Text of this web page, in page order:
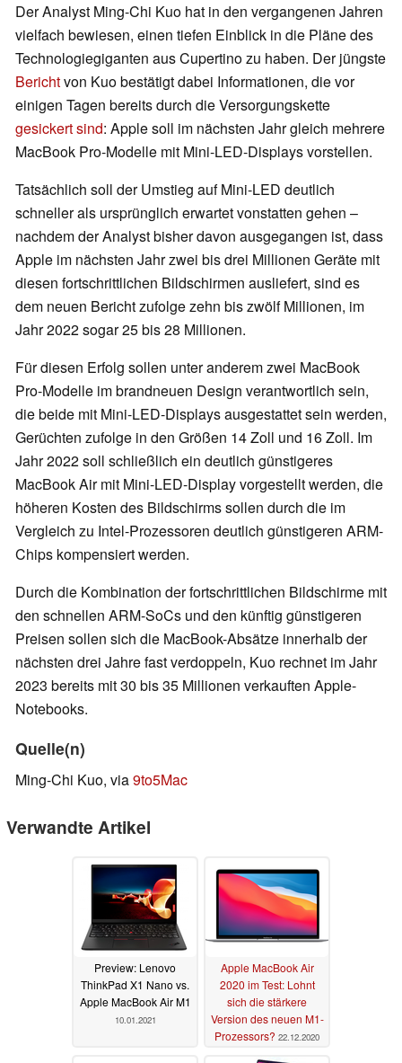
Der Analyst Ming-Chi Kuo hat in den vergangenen Jahren
vielfach bewiesen, einen tiefen Einblick in die Pläne des
Technologiegiganten aus Cupertino zu haben. Der jüngste
Berichtvon Kuo bestätigt dabei Informationen, die vor
einigen Tagen bereits durch die Versorgungskette
gesickert sind: Apple soll im nächsten Jahr gleich mehrere
MacBook Pro-Modelle mit Mini-LED-Displays vorstellen.
Tatsächlich soll der Umstieg auf Mini-LED deutlich
schneller als ursprünglich erwartet vonstatten gehen –
nachdem der Analyst bisher davon ausgegangen ist, dass
Apple im nächsten Jahr zwei bis drei Millionen Geräte mit
diesen fortschrittlichen Bildschirmen ausliefert, sind es
dem neuen Bericht zufolge zehn bis zwölf Millionen, im
Jahr 2022 sogar 25 bis 28 Millionen.
Für diesen Erfolg sollen unter anderem zwei MacBook
Pro-Modelle im brandneuen Design verantwortlich sein,
die beide mit Mini-LED-Displays ausgestattet sein werden,
Gerüchten zufolge in den Größen 14 Zoll und 16 Zoll. Im
Jahr 2022 soll schließlich ein deutlich günstigeres
MacBook Air mit Mini-LED-Display vorgestellt werden, die
höheren Kosten des Bildschirms sollen durch die im
Vergleich zu Intel-Prozessoren deutlich günstigeren ARM-
Chips kompensiert werden.
Durch die Kombination der fortschrittlichen Bildschirme mit
den schnellen ARM-SoCs und den künftig günstigeren
Preisen sollen sich die MacBook-Absätze innerhalb der
nächsten drei Jahre fast verdoppeln, Kuo rechnet im Jahr
2023 bereits mit 30 bis 35 Millionen verkauften Apple-
Notebooks.
Quelle(n)
Ming-Chi Kuo, via9to5Mac
Verwandte Artikel
Preview: Lenovo
ThinkPad X1 Nano vs.
Apple MacBook Air M1
10.01.2021
Apple MacBook Air
2020 im Test: Lohnt
sich die stärkere
Version des neuen M1-
Prozessors? 22.12.2020